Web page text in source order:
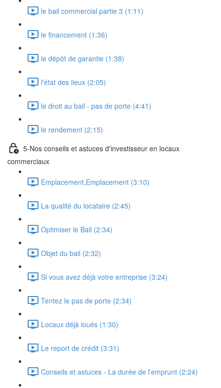
le bail commercial partie 3 (1:11)
le financement (1:36)
le dépôt de garantie (1:38)
l'état des lieux (2:05)
le droit au bail - pas de porte (4:41)
le rendement (2:15)
5-Nos conseils et astuces d'investisseur en locaux
commerciaux
Emplacement,Emplacement (3:10)
La qualité du locataire (2:45)
Optimiser le Bail (2:34)
Objet du bail (2:32)
Si vous avez déjà votre entreprise (3:24)
Tentez le pas de porte (2:34)
Locaux déjà loués (1:30)
Le report de crédit (3:31)
Conseils et astuces - La durée de l'emprunt (2:24)